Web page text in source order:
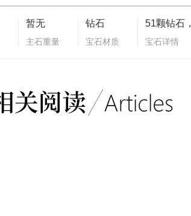
暂无
主石重量
钻石
宝石材质 宝石详情